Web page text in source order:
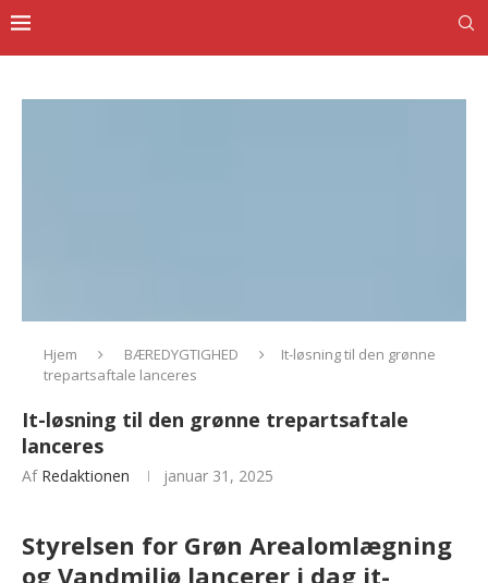
Hjem BÆREDYGTIGHED
It-løsning til den grønne
trepartsaftale lanceres
It-løsning til den grønne trepartsaftale
lanceres
Af Redaktionen januar 31, 2025
Styrelsen for Grøn Arealomlægning
og Vandmiljø lancerer i dag it-